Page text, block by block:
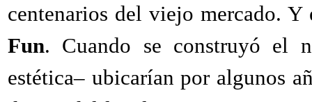
centenarios del viejo mercado.
Fun. Cuando se construyó el
estética– ubicarían por algunos